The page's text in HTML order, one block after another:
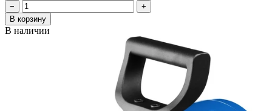
−
+
В корзину
В наличии